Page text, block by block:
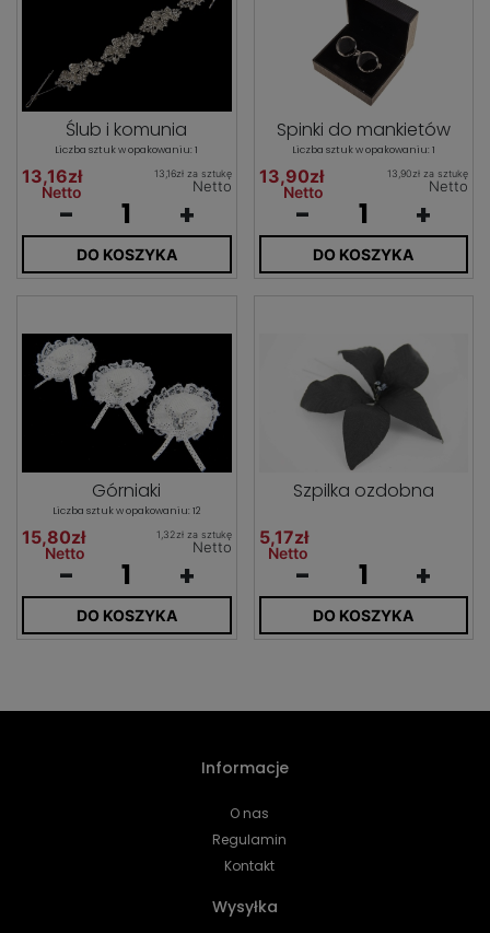
Ślub i komunia
Liczba sztuk w opakowaniu: 1
13,16zł
Netto
13,16zł za sztukę
Netto
- +
DO KOSZYKA
Spinki do mankietów
Liczba sztuk w opakowaniu: 1
13,90zł
Netto
13,90zł za sztukę
Netto
- +
DO KOSZYKA
Górniaki
Liczba sztuk w opakowaniu: 12
15,80zł
Netto
1,32zł za sztukę
Netto
- +
DO KOSZYKA
Szpilka ozdobna
5,17zł
Netto
- +
DO KOSZYKA
Informacje
O nas
Regulamin
Kontakt
Wysyłka